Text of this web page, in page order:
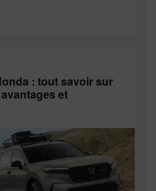
: tout savoir sur
et